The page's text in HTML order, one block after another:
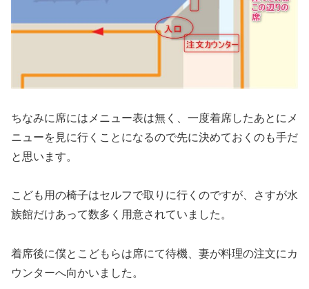
ちなみに席にはメニュー表は無く、一度着席したあとにメ
ニューを見に行くことになるので先に決めておくのも手だ
と思います。
こども用の椅子はセルフで取りに行くのですが、さすが水
族館だけあって数多く用意されていました。
着席後に僕とこどもらは席にて待機、妻が料理の注文にカ
ウンターへ向かいました。